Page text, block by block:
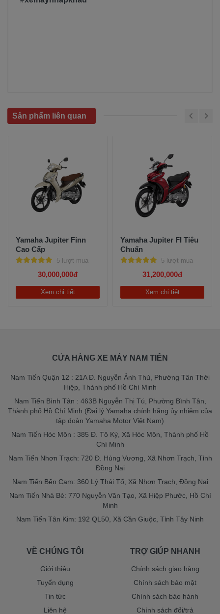
Sản phẩm liên quan
Yamaha Jupiter Finn
Cao Cấp
5 lượt mua
30,000,000đ
Xem chi tiết
Yamaha Jupiter FI Tiêu
Chuẩn
5 lượt mua
31,200,000đ
Xem chi tiết
CỬA HÀNG XE MÁY NAM TIẾN
Nam Tiến Quận 12 : 21A Đ. Nguyễn Ảnh Thủ, Phường Tân Thới
Hiệp, Thành phố Hồ Chí Minh
Nam Tiến Bình Tân : 463B Nguyễn Thị Tú, Phường Bình Tân,
Thành phố Hồ Chí Minh (Đại lý Yamaha chính hãng ủy nhiệm của
tập đoàn Yamaha Motor Việt Nam)
Nam Tiến Hóc Môn : 385 Đ. Tô Ký, Xã Hóc Môn, Thành phố Hồ
Chí Minh
Nam Tiến Nhơn Trạch: 720 Đ. Hùng Vương, Xã Nhơn Trạch, Tỉnh
Đồng Nai
Nam Tiến Bến Cam: 360 Lý Thái Tổ, Xã Nhơn Trạch, Đồng Nai
Nam Tiến Nhà Bè: 770 Nguyễn Văn Tạo, Xã Hiệp Phước, Hồ Chí
Minh
Nam Tiến Tân Kim: 192 QL50, Xã Cần Giuộc, Tỉnh Tây Ninh
VỀ CHÚNG TÔI
Giới thiệu
Tuyển dụng
Tin tức
Liên hệ
TRỢ GIÚP NHANH
Chính sách giao hàng
Chính sách bảo mật
Chính sách bảo hành
Chính sách đổi/trả